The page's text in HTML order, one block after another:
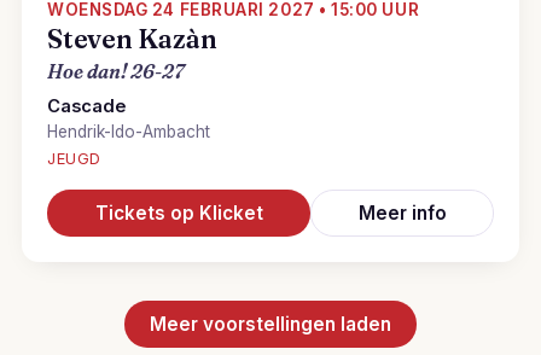
WOENSDAG 24 FEBRUARI 2027 • 15:00 UUR
Steven Kazàn
Hoe dan! 26-27
Cascade
Hendrik-Ido-Ambacht
JEUGD
Tickets op Klicket Meer info
Meer voorstellingen laden